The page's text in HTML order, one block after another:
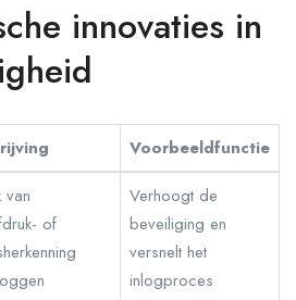
innovaties in
Voorbeeldfunctie
van
of
Verhoogt de
beveiliging en
versnelt het
inlogproces